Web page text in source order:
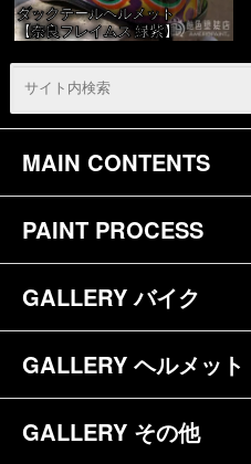
ダックテールヘルメット
【奈良フレイムス 緑紫】
MAIN CONTENTS
トップページ
お問合せ
参考価格
キャンディペイントとは？
PAINT PROCESS
バイク（180）
ヘルメット（84）
GALLERY バイク
バイク一覧（184）
ハーレー（141）
GALLERY ヘルメット
ヘルメット一覧（139）
GALLERY その他